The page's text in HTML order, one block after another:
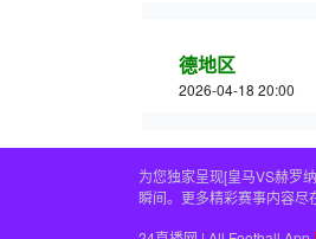
德地区
2026-04-18 20:00
为您独家呈现[皇马VS赫罗
瞬间。更多精彩赛事内容尽